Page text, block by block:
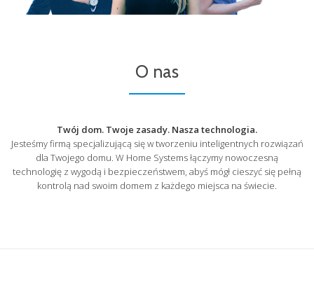
O nas
Twój dom. Twoje zasady. Nasza technologia.
Jesteśmy firmą specjalizującą się w tworzeniu inteligentnych rozwiązań
dla Twojego domu. W Home Systems łączymy nowoczesną
technologię z wygodą i bezpieczeństwem, abyś mógł cieszyć się pełną
kontrolą nad swoim domem z każdego miejsca na świecie.